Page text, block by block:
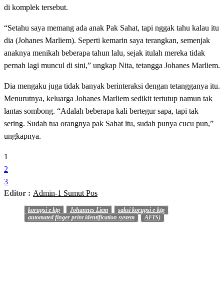
di komplek tersebut.
“Setahu saya memang ada anak Pak Sahat, tapi nggak tahu kalau itu
dia (Johanes Marliem). Seperti kemarin saya terangkan, semenjak
anaknya menikah beberapa tahun lalu, sejak itulah mereka tidak
pernah lagi muncul di sini,” ungkap Nita, tetangga Johanes Marliem.
Dia mengaku juga tidak banyak berinteraksi dengan tetangganya itu.
Menurutnya, keluarga Johanes Marliem sedikit tertutup namun tak
lantas sombong. “Adalah beberapa kali bertegur sapa, tapi tak
sering. Sudah tua orangnya pak Sahat itu, sudah punya cucu pun,”
ungkapnya.
1
2
3
Editor : Admin-1 Sumut Pos
korupsi e ktp Johannes Liem
saksi korupsi e-ktp
automated finger print identification system
AFIS)